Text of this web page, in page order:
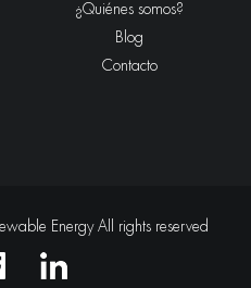
¿Quiénes somos?
Blog
Contacto
Energy All rights reserved